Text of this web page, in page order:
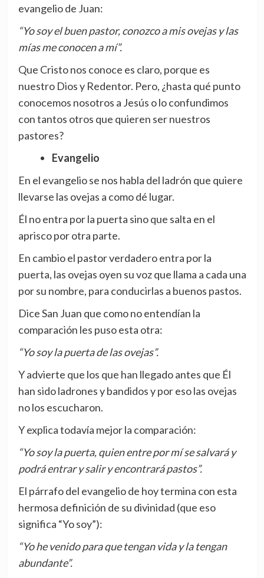
evangelio de Juan:
“Yo soy el buen pastor, conozco a mis ovejas y las
mías me conocen a mí”.
Que Cristo nos conoce es claro, porque es
nuestro Dios y Redentor. Pero, ¿hasta qué punto
conocemos nosotros a Jesús o lo confundimos
con tantos otros que quieren ser nuestros
pastores?
Evangelio
En el evangelio se nos habla del ladrón que quiere
llevarse las ovejas a como dé lugar.
Él no entra por la puerta sino que salta en el
aprisco por otra parte.
En cambio el pastor verdadero entra por la
puerta, las ovejas oyen su voz que llama a cada una
por su nombre, para conducirlas a buenos pastos.
Dice San Juan que como no entendían la
comparación les puso esta otra:
“Yo soy la puerta de las ovejas”.
Y advierte que los que han llegado antes que Él
han sido ladrones y bandidos y por eso las ovejas
no los escucharon.
Y explica todavía mejor la comparación:
“Yo soy la puerta, quien entre por mí se salvará y
podrá entrar y salir y encontrará pastos”.
El párrafo del evangelio de hoy termina con esta
hermosa definición de su divinidad (que eso
significa “Yo soy”):
“Yo he venido para que tengan vida y la tengan
abundante”.